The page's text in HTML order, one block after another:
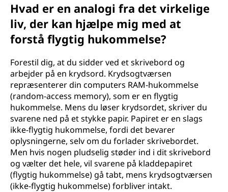
Hvad er en analogi fra det virkelige
liv, der kan hjælpe mig med at
forstå flygtig hukommelse?
Forestil dig, at du sidder ved et skrivebord og
arbejder på en krydsord. Krydsogtværsen
repræsenterer din computers RAM-hukommelse
(random-access memory), som er en flygtig
hukommelse. Mens du løser krydsordet, skriver du
svarene ned på et stykke papir. Papiret er en slags
ikke-flygtig hukommelse, fordi det bevarer
oplysningerne, selv om du forlader skrivebordet.
Men hvis nogen pludselig støder ind i dit skrivebord
og vælter det hele, vil svarene på kladdepapiret
(flygtig hukommelse) gå tabt, mens krydsogtværsen
(ikke-flygtig hukommelse) forbliver intakt.